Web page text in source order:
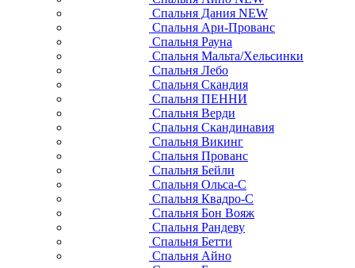
Спальня Дания NEW
Спальня Ари-Прованс
Спальня Рауна
Спальня Мальта/Хельсинки
Спальня Лебо
Спальня Скандия
Спальня ПЕННИ
Спальня Верди
Спальня Скандинавия
Спальня Викинг
Спальня Прованс
Спальня Бейли
Спальня Ольса-С
Спальня Квадро-С
Спальня Бон Вояж
Спальня Рандеву
Спальня Бетти
Спальня Айно